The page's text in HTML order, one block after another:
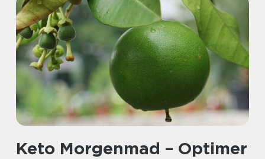
Keto Morgenmad – Optimer